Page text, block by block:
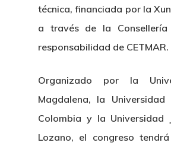
técnica, financiada por la
a través de la
responsabilidad de CETMAR.
Organizado por la
Magdalena, la Universidad
Colombia y la Universidad
Lozano, el congreso